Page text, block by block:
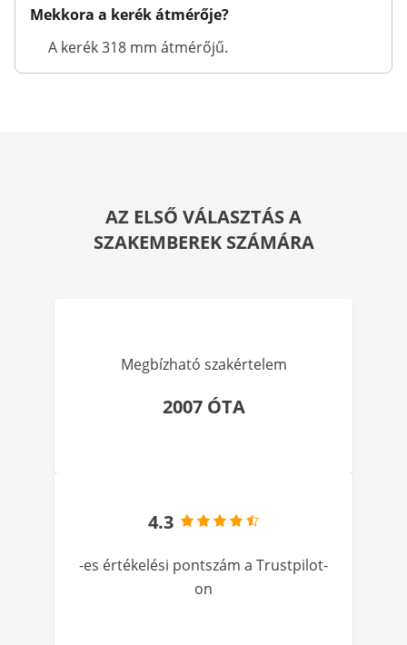
Mekkora a kerék átmérője?
A kerék 318 mm átmérőjű.
AZ ELSŐ VÁLASZTÁS A
SZAKEMBEREK SZÁMÁRA
Megbízható szakértelem
2007 ÓTA
4.3
-es értékelési pontszám a Trustpilot-
on